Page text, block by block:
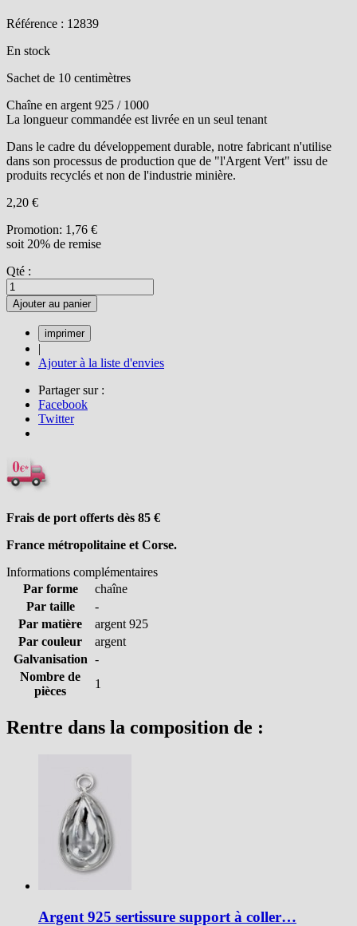
Référence : 12839
En stock
Sachet de 10 centimètres
Chaîne en argent 925 / 1000
La longueur commandée est livrée en un seul tenant
Dans le cadre du développement durable, notre fabricant n'utilise
dans son processus de production que de "l'Argent Vert" issu de
produits recyclés et non de l'industrie minière.
2,20 €
Promotion: 1,76 €
soit 20% de remise
Qté :
Ajouter au panier
|
Ajouter à la liste d'envies
Partager sur :
Facebook
Twitter
Frais de port offerts dès 85 €
France métropolitaine et Corse.
Informations complémentaires
Par forme
chaîne
Par taille
-
Par matière
argent 925
Par couleur
argent
Galvanisation -
Nombre de
pièces
1
Rentre dans la composition de :
Argent 925 sertissure support à coller…